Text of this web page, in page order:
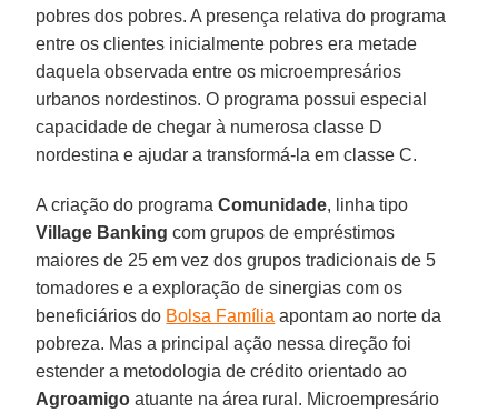
pobres dos pobres. A presença relativa do programa
entre os clientes inicialmente pobres era metade
daquela observada entre os microempresários
urbanos nordestinos. O programa possui especial
capacidade de chegar à numerosa classe D
nordestina e ajudar a transformá-la em classe C.
A criação do programaComunidade, linha tipo
Village Bankingcom grupos de empréstimos
maiores de 25 em vez dos grupos tradicionais de 5
tomadores e a exploração de sinergias com os
beneficiários do Bolsa Família apontam ao norte da
pobreza. Mas a principal ação nessa direção foi
estender a metodologia de crédito orientado ao
Agroamigoatuante na área rural. Microempresário